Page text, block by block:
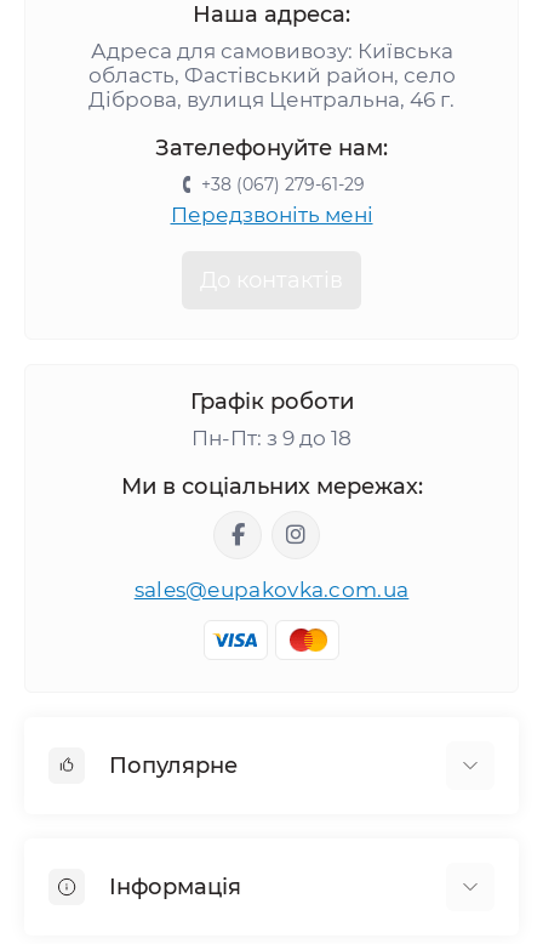
Наша адреса:
Адреса для самовивозу: Київська
область, Фастівський район, село
Діброва, вулиця Центральна, 46 г.
Зателефонуйте нам:
+38 (067) 279-61-29
Передзвоніть мені
Графік роботи
Пн-Пт: з 9 до 18
Ми в соціальних мережах:
sales@eupakovka.com.ua
Популярне
Пакети вакуумні
Інформація